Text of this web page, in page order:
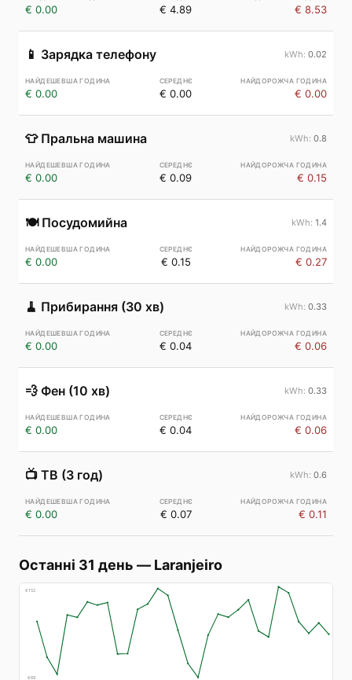
€ 0.00 € 4.89 € 8.53
📱 Зарядка телефону 0.02
€ 0.00 € 0.00 € 0.00
👕 Пральна машина 0.8
€ 0.00 € 0.09 € 0.15
🍽️ Посудомийна 1.4
€ 0.00 € 0.15 € 0.27
🧹 Прибирання (30 хв) 0.33
€ 0.00 € 0.04 € 0.06
💨 Фен (10 хв) 0.33
€ 0.00 € 0.04 € 0.06
📺 ТВ (3 год) 0.6
€ 0.00 € 0.07 € 0.11
Останні 31 день — Laranjeiro
€152
€69